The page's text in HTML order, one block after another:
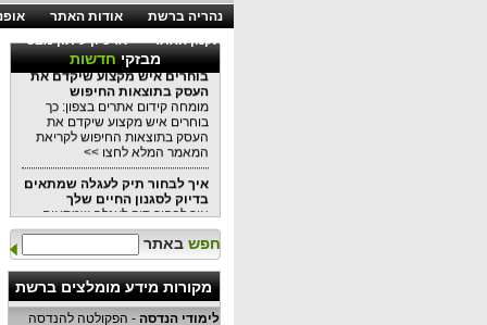
נהריה ברשת אודות האתר
תקנון האתר
ארכיון עיתון מבט
מבזקיחדשות
כדאי לפנות לייעוץ משפטי?
לקריאת המאמר המלא לחצו >>
מומחה קידום אתרים בצפון: כך
בוחרים איש מקצוע שיקדם את
העסק בתוצאות החיפוש
מומחה קידום אתרים בצפון: כך
בוחרים איש מקצוע שיקדם את
העסק בתוצאות החיפוש לקריאת
המאמר המלא לחצו >>
איך לבחור תיק לעגלה שמתאים
בדיוק לסגנון החיים שלך
איך לבחור תיק לעגלה שמתאים
המידע במאמר הקרוב לקריאה
למה שקיות אריזה יכולות
לשמש
למה שקיות אריזה יכולות לשמש כל
חפש באתר
מקורות מידע מומלצים ברשת
לימודי הנדסה - הפקולטה להנדסה